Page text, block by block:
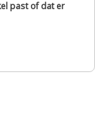
past of dat er